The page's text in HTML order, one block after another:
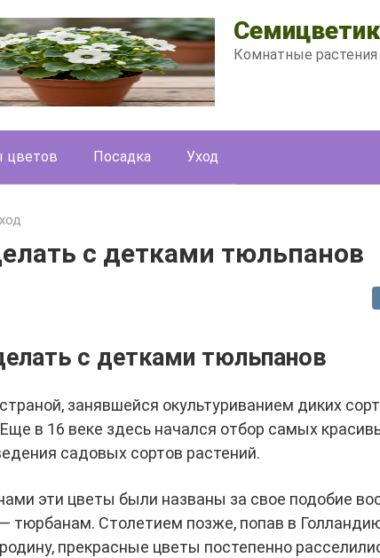
Семицветик
Комнатные
цветов Посадка Уход
с детками тюльпанов
с детками тюльпанов
занявшейся окультуриванием диких
в 16 веке здесь начался отбор самых
садовых сортов растений.
эти цветы были названы за свое подобие
тюрбанам. Столетием позже, попав в
прекрасные цветы постепенно